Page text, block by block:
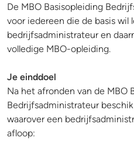
De MBO Basisopleiding
voor iedereen die de basis wil
bedrijfsadministrateur en
volledige MBO-opleiding.
Je einddoel
Na het afronden van de MBO
Bedrijfsadministrateur
waarover een
afloop: